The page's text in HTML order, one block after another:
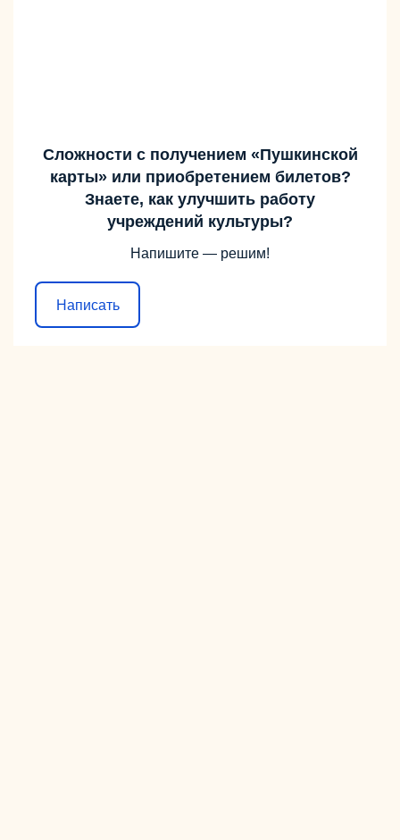
Сложности с получением «Пушкинской
карты» или приобретением билетов?
Знаете, как улучшить работу
учреждений культуры?
Напишите — решим!
Написать